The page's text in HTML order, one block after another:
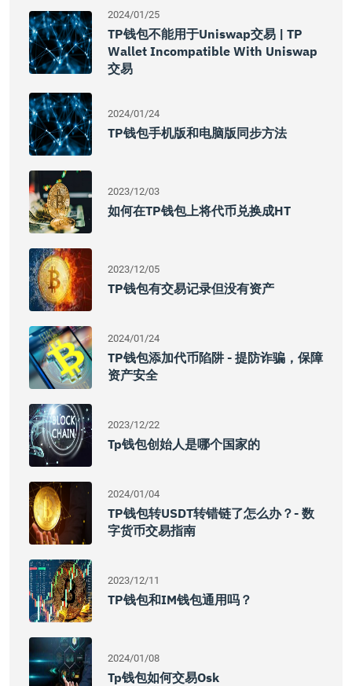
2024/01/25
TP钱包不能用于Uniswap交易 | TP
Wallet Incompatible With Uniswap
交易
2024/01/24
TP钱包手机版和电脑版同步方法
2023/12/03
如何在TP钱包上将代币兑换成HT
2023/12/05
TP钱包有交易记录但没有资产
2024/01/24
TP钱包添加代币陷阱 - 提防诈骗，保障
资产安全
2023/12/22
Tp钱包创始人是哪个国家的
2024/01/04
TP钱包转USDT转错链了怎么办？- 数
字货币交易指南
2023/12/11
TP钱包和IM钱包通用吗？
2024/01/08
Tp钱包如何交易osk